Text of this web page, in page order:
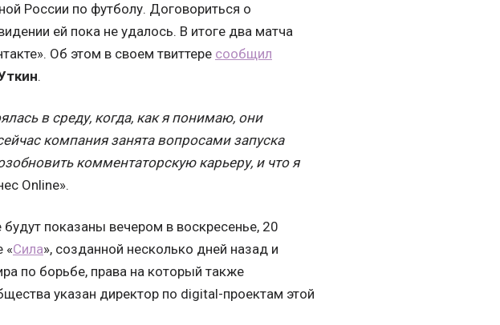
России по футболу. Договориться о
ей пока не удалось. В итоге два матча
Об этом в своем твиттере сообщил
.
в среду, когда, как я понимаю, они
компания занята вопросами запуска
комментаторскую карьеру, и что я
Online».
показаны вечером в воскресенье, 20
«Сила», созданной несколько дней назад и
по борьбе, права на который также
указан директор по digital-проектам этой